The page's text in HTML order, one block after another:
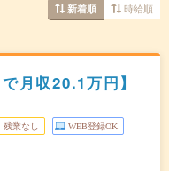
新着順 時給順
月収20.1万円】
残業なし WEB登録OK